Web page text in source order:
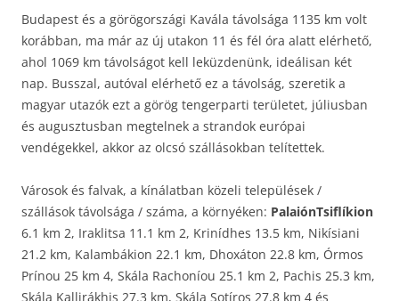
Budapest és a görögországi Kavála távolsága 1135 km volt
korábban, ma már az új utakon 11 és fél óra alatt elérhető,
ahol 1069 km távolságot kell leküzdenünk, ideálisan két
nap. Busszal, autóval elérhető ez a távolság, szeretik a
magyar utazók ezt a görög tengerparti területet, júliusban
és augusztusban megtelnek a strandok európai
vendégekkel, akkor az olcsó szállásokban telítettek.
Városok és falvak, a kínálatban közeli települések /
szállások távolsága / száma, a környéken: PalaiónTsiflíkion
6.1 km 2, Iraklitsa 11.1 km 2, Krinídhes 13.5 km, Nikísiani
21.2 km, Kalambákion 22.1 km, Dhoxáton 22.8 km, Órmos
Prínou 25 km 4, Skála Rachoníou 25.1 km 2, Pachis 25.3 km,
Skála Kallirákhis 27.3 km, Skála Sotíros 27.8 km 4 és